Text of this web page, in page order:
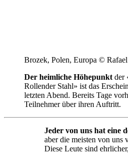
Brozek, Polen, Europa ©
Der heimliche Höhepunkt der
Rollender Stahl» ist das
letzten Abend. Bereits Tage
Teilnehmer über ihren Auftritt.
Jeder von uns hat eine
aber die meisten von uns
Diese Leute sind